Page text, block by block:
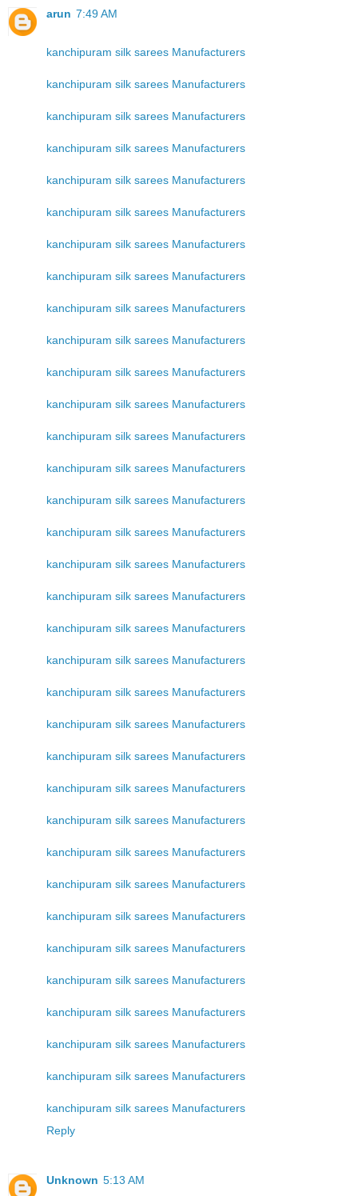
arun 7:49 AM
kanchipuram silk sarees Manufacturers
kanchipuram silk sarees Manufacturers
kanchipuram silk sarees Manufacturers
kanchipuram silk sarees Manufacturers
kanchipuram silk sarees Manufacturers
kanchipuram silk sarees Manufacturers
kanchipuram silk sarees Manufacturers
kanchipuram silk sarees Manufacturers
kanchipuram silk sarees Manufacturers
kanchipuram silk sarees Manufacturers
kanchipuram silk sarees Manufacturers
kanchipuram silk sarees Manufacturers
kanchipuram silk sarees Manufacturers
kanchipuram silk sarees Manufacturers
kanchipuram silk sarees Manufacturers
kanchipuram silk sarees Manufacturers
kanchipuram silk sarees Manufacturers
kanchipuram silk sarees Manufacturers
kanchipuram silk sarees Manufacturers
kanchipuram silk sarees Manufacturers
kanchipuram silk sarees Manufacturers
kanchipuram silk sarees Manufacturers
kanchipuram silk sarees Manufacturers
kanchipuram silk sarees Manufacturers
kanchipuram silk sarees Manufacturers
kanchipuram silk sarees Manufacturers
kanchipuram silk sarees Manufacturers
kanchipuram silk sarees Manufacturers
kanchipuram silk sarees Manufacturers
kanchipuram silk sarees Manufacturers
kanchipuram silk sarees Manufacturers
kanchipuram silk sarees Manufacturers
kanchipuram silk sarees Manufacturers
kanchipuram silk sarees Manufacturers
Reply
Unknown 5:13 AM